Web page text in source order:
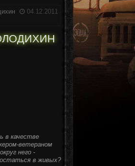
04.12.2011
в качестве
ветераном
него -
в живых?